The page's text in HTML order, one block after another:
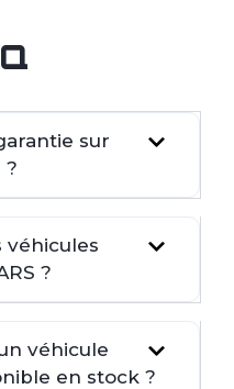
sur
?
véhicules
?
véhicule
en stock ?